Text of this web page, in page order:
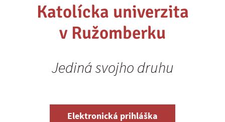
Katolícka univerzita
v Ružomberku
Jediná svojho druhu
Elektronická prihláška